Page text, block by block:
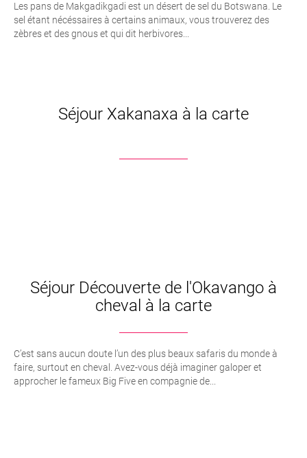
Les pans de Makgadikgadi est un désert de sel du Botswana. Le
sel étant nécéssaires à certains animaux, vous trouverez des
zèbres et des gnous et qui dit herbivores...
Séjour Xakanaxa à la carte
Séjour Découverte de l'Okavango à
cheval à la carte
C’est sans aucun doute l’un des plus beaux safaris du monde à
faire, surtout en cheval. Avez-vous déjà imaginer galoper et
approcher le fameux Big Five en compagnie de...